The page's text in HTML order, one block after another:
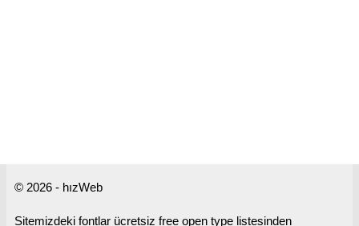
© 2026 - hızWeb
Sitemizdeki fontlar ücretsiz free open type listesinden